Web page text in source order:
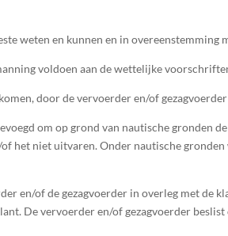
weten en kunnen en in overeenstemming
voldoen aan de wettelijke
door de vervoerder en/of
om op grond van nautische
het niet uitvaren. Onder nautische
en/of de gezagvoerder in overleg met de
De vervoerder en/of gezagvoerder